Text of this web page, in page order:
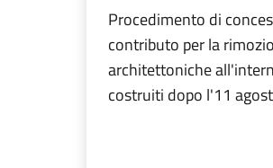
Procedimento di
contributo per la
architettoniche
costruiti dopo l'11